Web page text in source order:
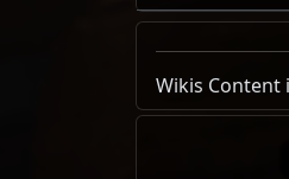
Wikis Content